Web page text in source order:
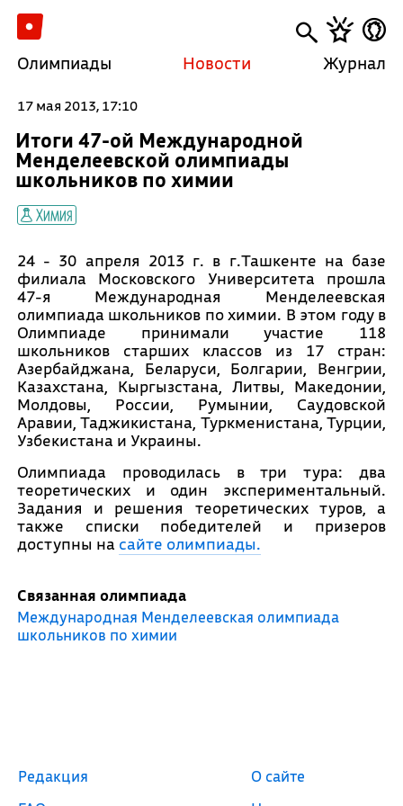
Олимпиады Новости Журнал
17 мая 2013, 17:10
Итоги 47-ой Международной
Менделеевской олимпиады
школьников по химии
Химия
24 - 30 апреля 2013 г. в г.Ташкенте на базе
филиала Московского Университета прошла
47-я Международная Менделеевская
олимпиада школьников по химии. В этом году в
Олимпиаде принимали участие 118
школьников старших классов из 17 стран:
Азербайджана, Беларуси, Болгарии, Венгрии,
Казахстана, Кыргызстана, Литвы, Македонии,
Молдовы, России, Румынии, Саудовской
Аравии, Таджикистана, Туркменистана, Турции,
Узбекистана и Украины.
Олимпиада проводилась в три тура: два
теоретических и один экспериментальный.
Задания и решения теоретических туров, а
также списки победителей и призеров
доступны на сайте олимпиады.
Связанная олимпиада
Международная Менделеевская олимпиада
школьников по химии
Редакция
О сайте